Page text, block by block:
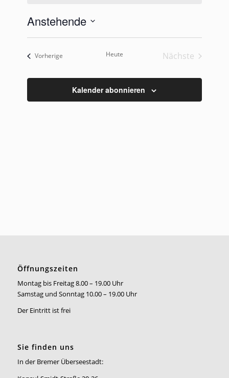
Anstehende
Vorherige VeranstaltungenHeute
Nächste
Kalender abonnieren
Öffnungszeiten
Montag bis Freitag 8.00 – 19.00 Uhr
Samstag und Sonntag 10.00 – 19.00 Uhr
Der Eintritt ist frei
Sie finden uns
In der Bremer Überseestadt: